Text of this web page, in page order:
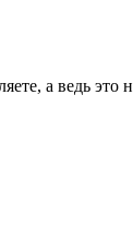
а ведь это